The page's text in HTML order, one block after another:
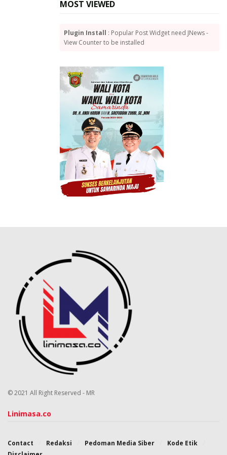
MOST VIEWED
Plugin Install : Popular Post Widget need JNews -
View Counter to be installed
© 2021 All Right Reserved - MR
Linimasa.co
Contact Redaksi Pedoman Media Siber
Kode Etik